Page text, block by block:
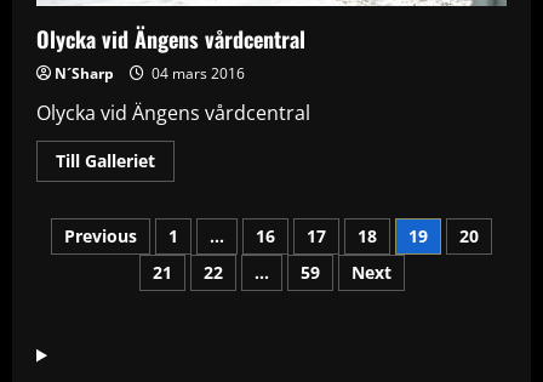
Olycka vid Ängens vårdcentral
N´Sharp 04 mars 2016
Olycka vid Ängens vårdcentral
Till GallerietRead
more
vid
Ängens
vårdcentral
Sidnumrering
inlägg
Previous 1 … 16 17 18 19
20
21
22 … 59 Next